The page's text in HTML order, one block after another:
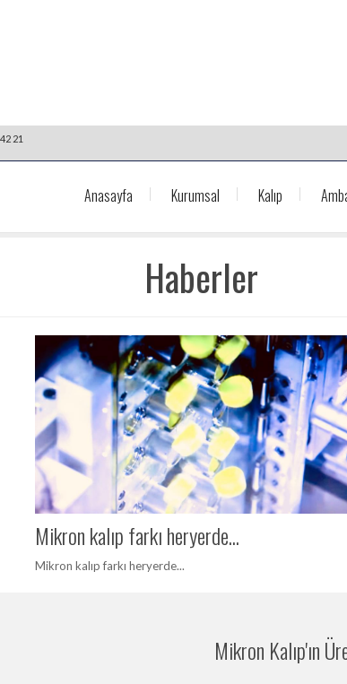
21
Anasayfa Kurumsal Kalıp
Haberler
Mikron kalıp farkı heryerde...
Mikron kalıp farkı heryerde...
Mikron Kalıp'ın